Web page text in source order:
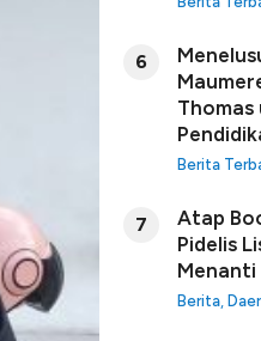
6
Thomas
Berita
7
Atap
Pidelis
Menanti
Berita,